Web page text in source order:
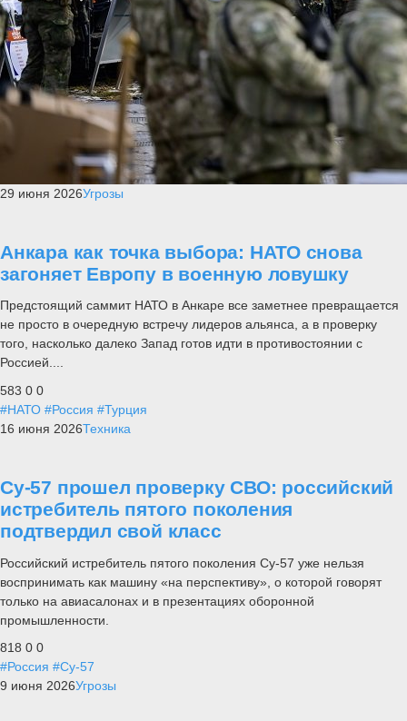
29 июня 2026Угрозы
Анкара как точка выбора: НАТО снова
загоняет Европу в военную ловушку
Предстоящий саммит НАТО в Анкаре все заметнее превращается
не просто в очередную встречу лидеров альянса, а в проверку
того, насколько далеко Запад готов идти в противостоянии с
Россией....
583 0 0
#НАТО #Россия #Турция
16 июня 2026Техника
Су-57 прошел проверку СВО: российский
истребитель пятого поколения
подтвердил свой класс
Российский истребитель пятого поколения Су-57 уже нельзя
воспринимать как машину «на перспективу», о которой говорят
только на авиасалонах и в презентациях оборонной
промышленности.
818 0 0
#Россия #Су-57
9 июня 2026Угрозы